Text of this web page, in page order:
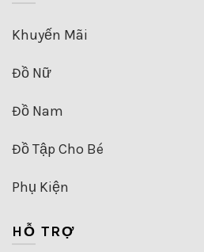
Khuyến Mãi
Đồ Nữ
Đồ Nam
Đồ Tập Cho Bé
Phụ Kiện
HỖ TRỢ